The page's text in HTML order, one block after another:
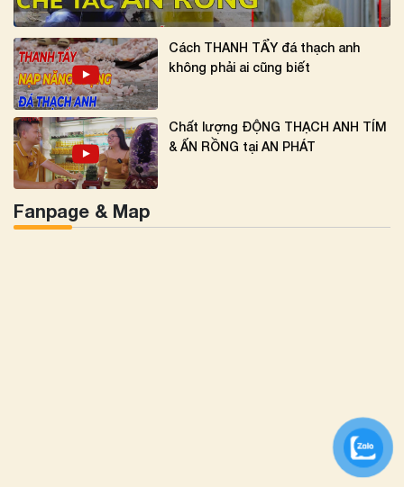
Cách THANH TẨY đá thạch anh
không phải ai cũng biết
Chất lượng ĐỘNG THẠCH ANH TÍM
& ẤN RỒNG tại AN PHÁT
Fanpage & Map